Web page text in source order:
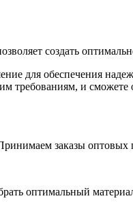
создать
для обеспечения
и сможете
заказы оптовых
оптимальный